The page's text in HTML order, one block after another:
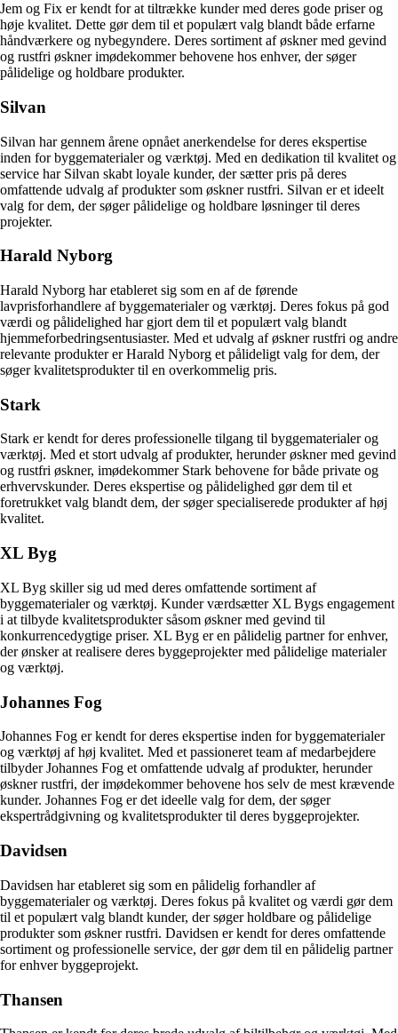
Jem og Fix er kendt for at tiltrække kunder med deres gode priser og
høje kvalitet. Dette gør dem til et populært valg blandt både erfarne
håndværkere og nybegyndere. Deres sortiment af øskner med gevind
og rustfri øskner imødekommer behovene hos enhver, der søger
pålidelige og holdbare produkter.
Silvan
Silvan har gennem årene opnået anerkendelse for deres ekspertise
inden for byggematerialer og værktøj. Med en dedikation til kvalitet og
service har Silvan skabt loyale kunder, der sætter pris på deres
omfattende udvalg af produkter som øskner rustfri. Silvan er et ideelt
valg for dem, der søger pålidelige og holdbare løsninger til deres
projekter.
Harald Nyborg
Harald Nyborg har etableret sig som en af de førende
lavprisforhandlere af byggematerialer og værktøj. Deres fokus på god
værdi og pålidelighed har gjort dem til et populært valg blandt
hjemmeforbedringsentusiaster. Med et udvalg af øskner rustfri og andre
relevante produkter er Harald Nyborg et pålideligt valg for dem, der
søger kvalitetsprodukter til en overkommelig pris.
Stark
Stark er kendt for deres professionelle tilgang til byggematerialer og
værktøj. Med et stort udvalg af produkter, herunder øskner med gevind
og rustfri øskner, imødekommer Stark behovene for både private og
erhvervskunder. Deres ekspertise og pålidelighed gør dem til et
foretrukket valg blandt dem, der søger specialiserede produkter af høj
kvalitet.
XL Byg
XL Byg skiller sig ud med deres omfattende sortiment af
byggematerialer og værktøj. Kunder værdsætter XL Bygs engagement
i at tilbyde kvalitetsprodukter såsom øskner med gevind til
konkurrencedygtige priser. XL Byg er en pålidelig partner for enhver,
der ønsker at realisere deres byggeprojekter med pålidelige materialer
og værktøj.
Johannes Fog
Johannes Fog er kendt for deres ekspertise inden for byggematerialer
og værktøj af høj kvalitet. Med et passioneret team af medarbejdere
tilbyder Johannes Fog et omfattende udvalg af produkter, herunder
øskner rustfri, der imødekommer behovene hos selv de mest krævende
kunder. Johannes Fog er det ideelle valg for dem, der søger
ekspertrådgivning og kvalitetsprodukter til deres byggeprojekter.
Davidsen
Davidsen har etableret sig som en pålidelig forhandler af
byggematerialer og værktøj. Deres fokus på kvalitet og værdi gør dem
til et populært valg blandt kunder, der søger holdbare og pålidelige
produkter som øskner rustfri. Davidsen er kendt for deres omfattende
sortiment og professionelle service, der gør dem til en pålidelig partner
for enhver byggeprojekt.
Thansen